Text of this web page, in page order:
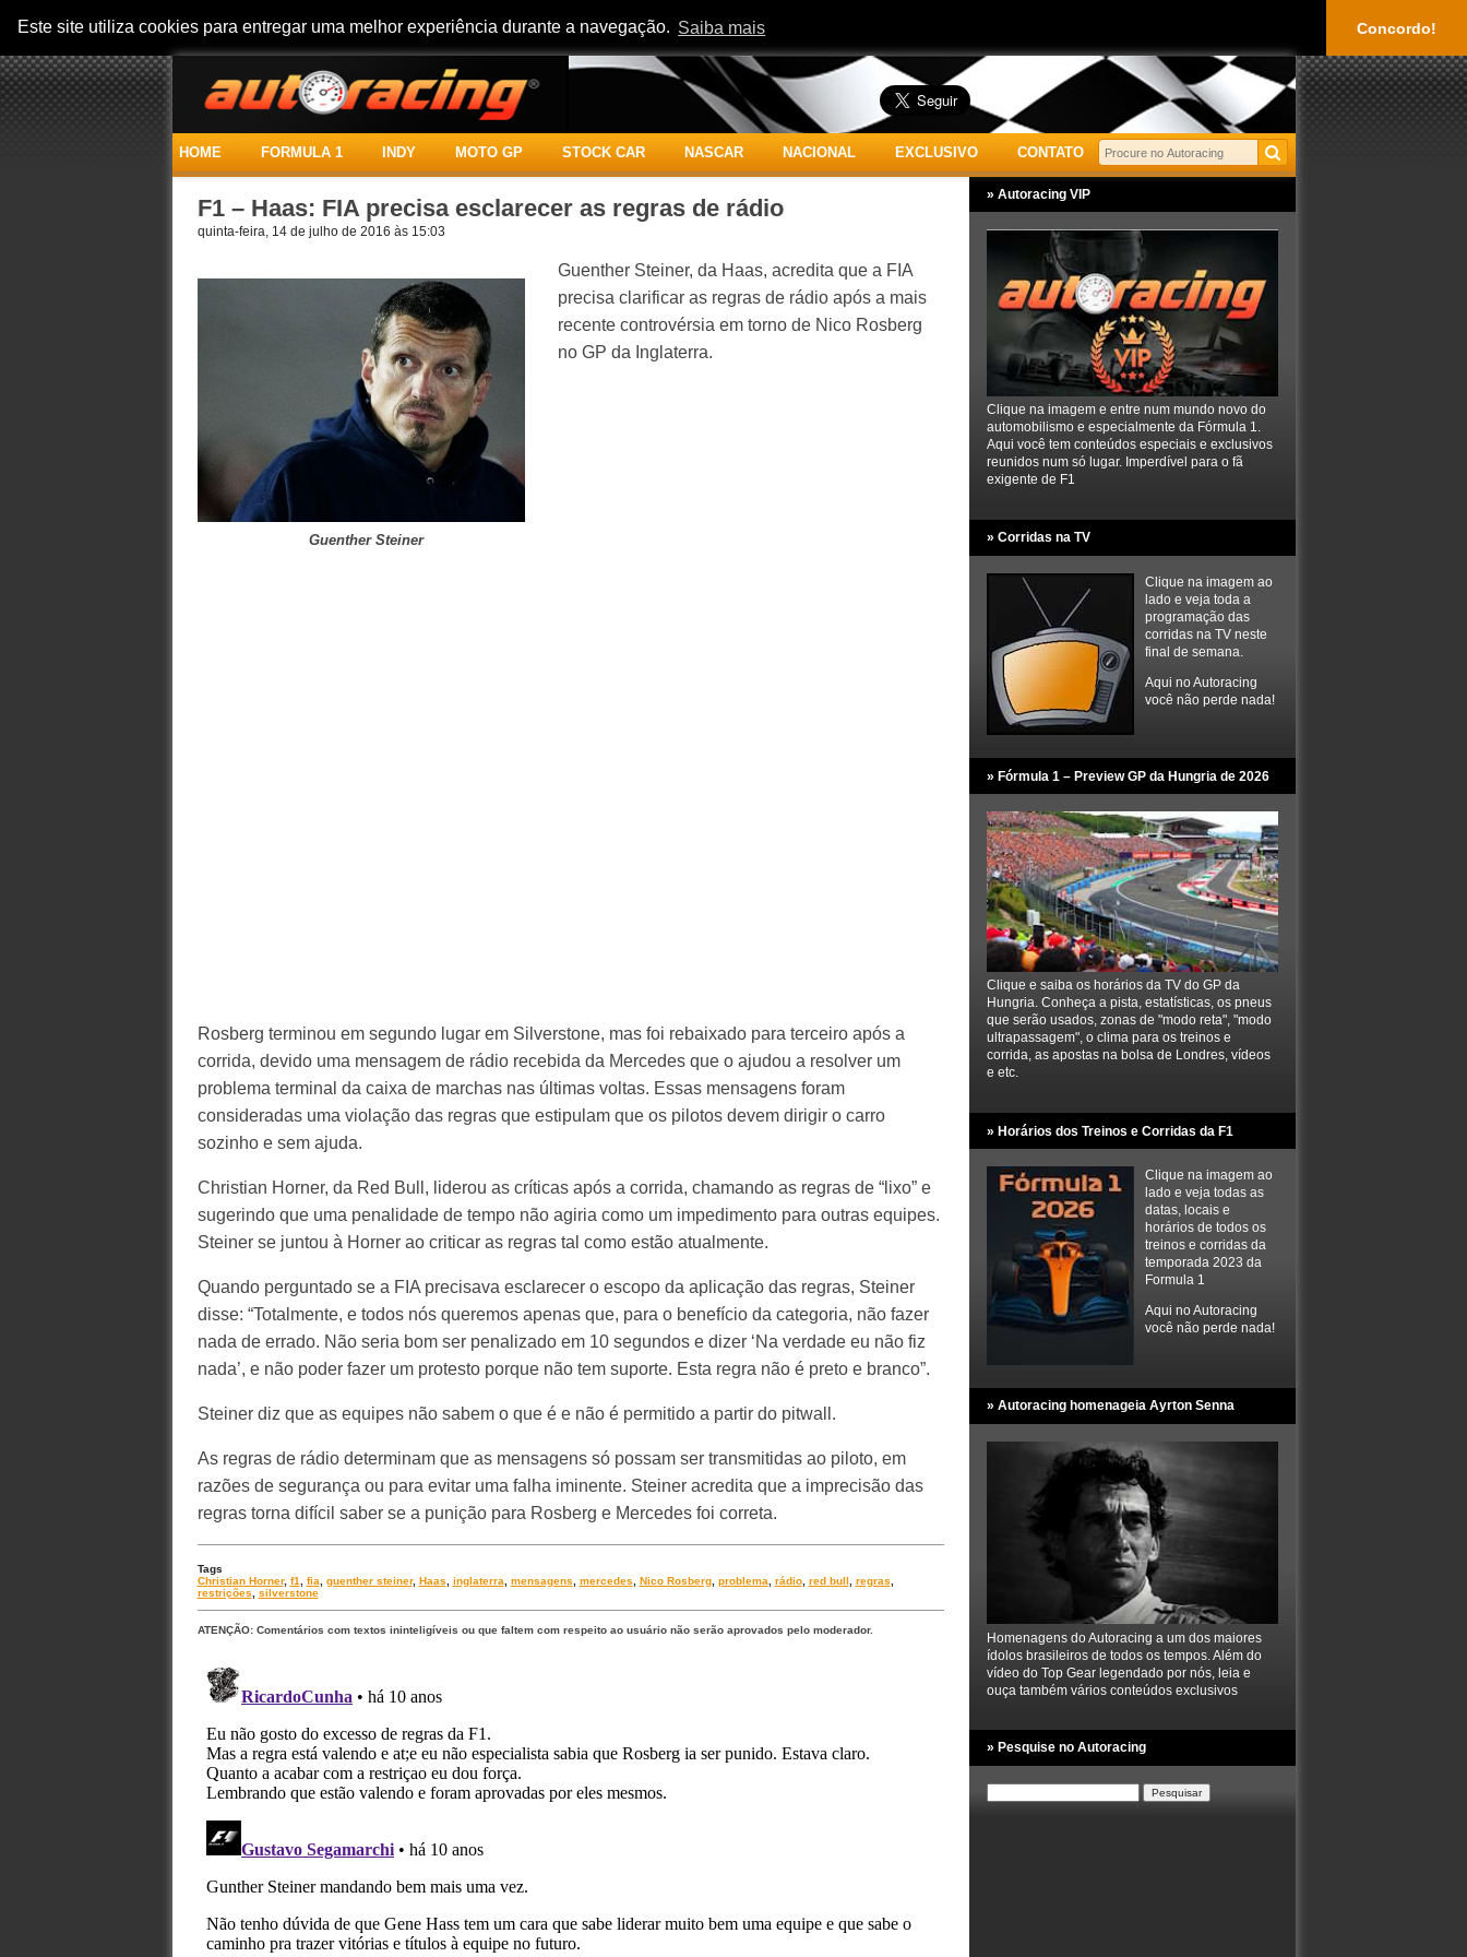
Este site utiliza cookies para entregar uma melhor experiência durante a navegação. Saiba mais Concordo!
HOME FORMULA 1 INDY MOTO GP STOCK CAR NASCAR NACIONAL EXCLUSIVO CONTATO
F1 – Haas: FIA precisa esclarecer as regras de rádio
quinta-feira, 14 de julho de 2016 às 15:03
Guenther Steiner
Guenther Steiner, da Haas, acredita que a FIA
precisa clarificar as regras de rádio após a mais
recente controvérsia em torno de Nico Rosberg
no GP da Inglaterra.
Rosberg terminou em segundo lugar em Silverstone, mas foi rebaixado para terceiro após a
corrida, devido uma mensagem de rádio recebida da Mercedes que o ajudou a resolver um
problema terminal da caixa de marchas nas últimas voltas. Essas mensagens foram
consideradas uma violação das regras que estipulam que os pilotos devem dirigir o carro
sozinho e sem ajuda.
Christian Horner, da Red Bull, liderou as críticas após a corrida, chamando as regras de “lixo” e
sugerindo que uma penalidade de tempo não agiria como um impedimento para outras equipes.
Steiner se juntou à Horner ao criticar as regras tal como estão atualmente.
Quando perguntado se a FIA precisava esclarecer o escopo da aplicação das regras, Steiner
disse: “Totalmente, e todos nós queremos apenas que, para o benefício da categoria, não fazer
nada de errado. Não seria bom ser penalizado em 10 segundos e dizer ‘Na verdade eu não fiz
nada’, e não poder fazer um protesto porque não tem suporte. Esta regra não é preto e branco”.
Steiner diz que as equipes não sabem o que é e não é permitido a partir do pitwall.
As regras de rádio determinam que as mensagens só possam ser transmitidas ao piloto, em
razões de segurança ou para evitar uma falha iminente. Steiner acredita que a imprecisão das
regras torna difícil saber se a punição para Rosberg e Mercedes foi correta.
Tags
Christian Horner, f1 fia guenther steiner, Haas inglaterra mensagens mercedes Nico Rosberg, problema rádio, red bull regras
restrições
silverstone
ATENÇÃO: Comentários com textos ininteligíveis ou que faltem com respeito ao usuário não serão aprovados pelo moderador.
» Autoracing VIP
Clique na imagem e entre num mundo novo do
automobilismo e especialmente da Fórmula 1.
Aqui você tem conteúdos especiais e exclusivos
reunidos num só lugar. Imperdível para o fã
exigente de F1
» Corridas na TV
Clique na imagem ao
lado e veja toda a
programação das
corridas na TV neste
final de semana.
Aqui no Autoracing
você não perde nada!
» Fórmula 1 – Preview GP da Hungria de 2026
Clique e saiba os horários da TV do GP da
Hungria. Conheça a pista, estatísticas, os pneus
que serão usados, zonas de "modo reta", "modo
ultrapassagem", o clima para os treinos e
corrida, as apostas na bolsa de Londres, vídeos
e etc.
» Horários dos Treinos e Corridas da F1
Clique na imagem ao
lado e veja todas as
datas, locais e
horários de todos os
treinos e corridas da
temporada 2023 da
Formula 1
Aqui no Autoracing
você não perde nada!
» Autoracing homenageia Ayrton Senna
Homenagens do Autoracing a um dos maiores
ídolos brasileiros de todos os tempos. Além do
vídeo do Top Gear legendado por nós, leia e
ouça também vários conteúdos exclusivos
» Pesquise no Autoracing
por: